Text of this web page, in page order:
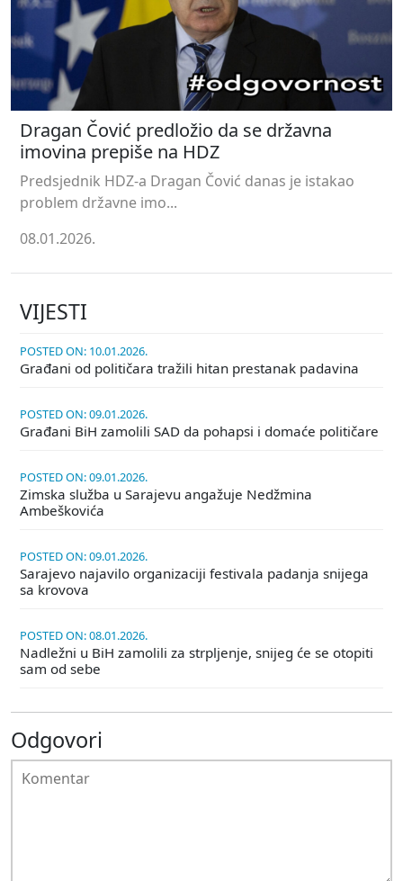
Dragan Čović predložio da se državna
imovina prepiše na HDZ
Predsjednik HDZ-a Dragan Čović danas je istakao
problem državne imo...
08.01.2026.
VIJESTI
POSTED ON: 10.01.2026.
Građani od političara tražili hitan prestanak padavina
POSTED ON: 09.01.2026.
Građani BiH zamolili SAD da pohapsi i domaće političare
POSTED ON: 09.01.2026.
Zimska služba u Sarajevu angažuje Nedžmina
Ambeškovića
POSTED ON: 09.01.2026.
Sarajevo najavilo organizaciji festivala padanja snijega
sa krovova
POSTED ON: 08.01.2026.
Nadležni u BiH zamolili za strpljenje, snijeg će se otopiti
sam od sebe
Odgovori